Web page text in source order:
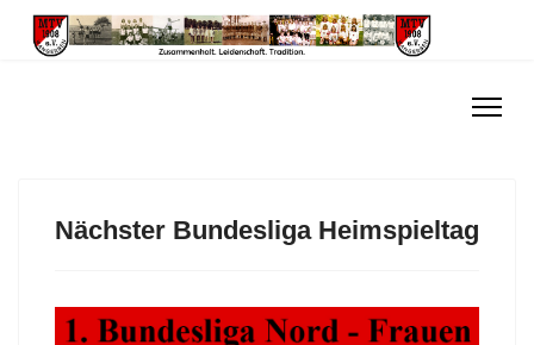
Nächster Bundesliga Heimspieltag